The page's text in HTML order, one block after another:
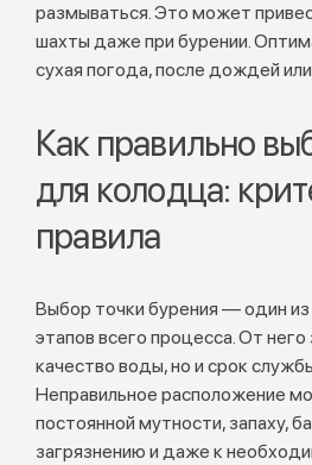
размываться. Это может
шахты даже при бурении.
сухая погода, после дождей
Как правильно
для колодца:
правила
Выбор точки бурения — один
этапов всего процесса. От него
качество воды, но и срок
Неправильное расположение
постоянной мутности, запаху,
загрязнению и даже к